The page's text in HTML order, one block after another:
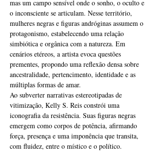
mas um campo sensível onde o sonho, o oculto e
o inconsciente se articulam. Nesse território,
mulheres negras e figuras andróginas assumem o
protagonismo, estabelecendo uma relação
simbiótica e orgânica com a natureza. Em
cenários etéreos, a artista evoca questões
prementes, propondo uma reflexão densa sobre
ancestralidade, pertencimento, identidade e as
múltiplas formas de amar.
Ao subverter narrativas estereotipadas de
vitimização, Kelly S. Reis constrói uma
iconografia da resistência. Suas figuras negras
emergem como corpos de potência, afirmando
força, presença e uma imponência que transita,
com fluidez, entre o místico e o político.